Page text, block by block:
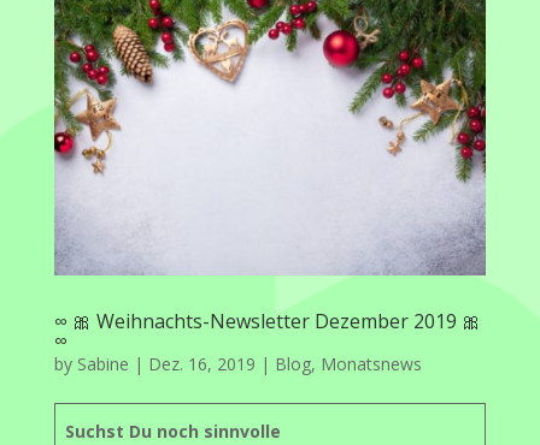
∞ 🎀 Weihnachts-Newsletter Dezember 2019 🎀
∞
by Sabine | Dez. 16, 2019 | Blog, Monatsnews
Suchst Du noch sinnvolle